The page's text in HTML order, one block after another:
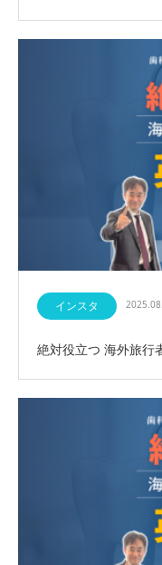
インスタ
絶対役立つ 海外旅行